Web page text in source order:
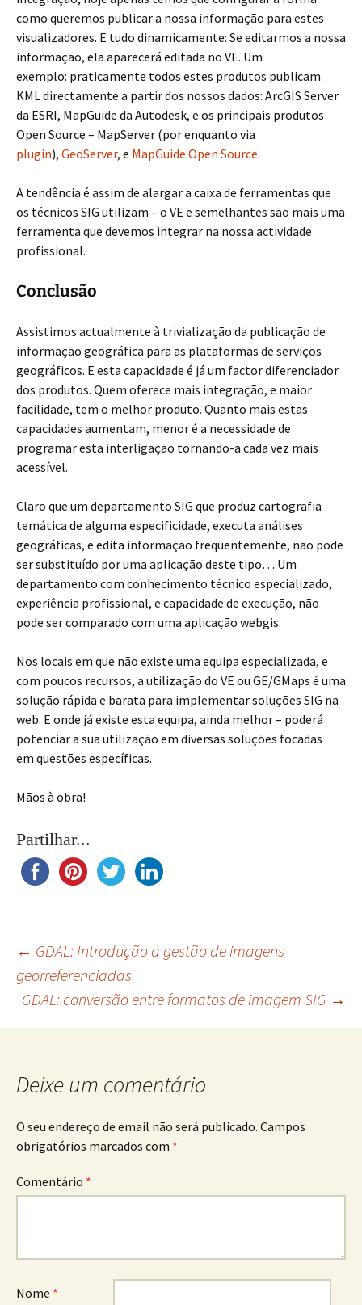
como queremos publicar a nossa informação para estes
visualizadores. E tudo dinamicamente: Se editarmos a nossa
informação, ela aparecerá editada no VE. Um
exemplo: praticamente todos estes produtos publicam
KML directamente a partir dos nossos dados: ArcGIS Server
da ESRI, MapGuide da Autodesk, e os principais produtos
Open Source – MapServer (por enquanto via
plugin), GeoServer, e MapGuide Open Source.
A tendência é assim de alargar a caixa de ferramentas que
os técnicos SIG utilizam – o VE e semelhantes são mais uma
ferramenta que devemos integrar na nossa actividade
profissional.
Conclusão
Assistimos actualmente à trivialização da publicação de
informação geográfica para as plataformas de serviços
geográficos. E esta capacidade é já um factor diferenciador
dos produtos. Quem oferece mais integração, e maior
facilidade, tem o melhor produto. Quanto mais estas
capacidades aumentam, menor é a necessidade de
programar esta interligação tornando-a cada vez mais
acessível.
Claro que um departamento SIG que produz cartografia
temática de alguma especificidade, executa análises
geográficas, e edita informação frequentemente, não pode
ser substituído por uma aplicação deste tipo… Um
departamento com conhecimento técnico especializado,
experiência profissional, e capacidade de execução, não
pode ser comparado com uma aplicação webgis.
Nos locais em que não existe uma equipa especializada, e
com poucos recursos, a utilização do VE ou GE/GMaps é uma
solução rápida e barata para implementar soluções SIG na
web. E onde já existe esta equipa, ainda melhor – poderá
potenciar a sua utilização em diversas soluções focadas
em questões específicas.
Mãos à obra!
Partilhar...
Navegação
de
← GDAL: Introdução a gestão de imagens
georreferenciadas
GDAL: conversão entre formatos de imagem SIG →
Deixe um comentário
O seu endereço de email não será publicado. Campos
obrigatórios marcados com *
Comentário *
Nome *